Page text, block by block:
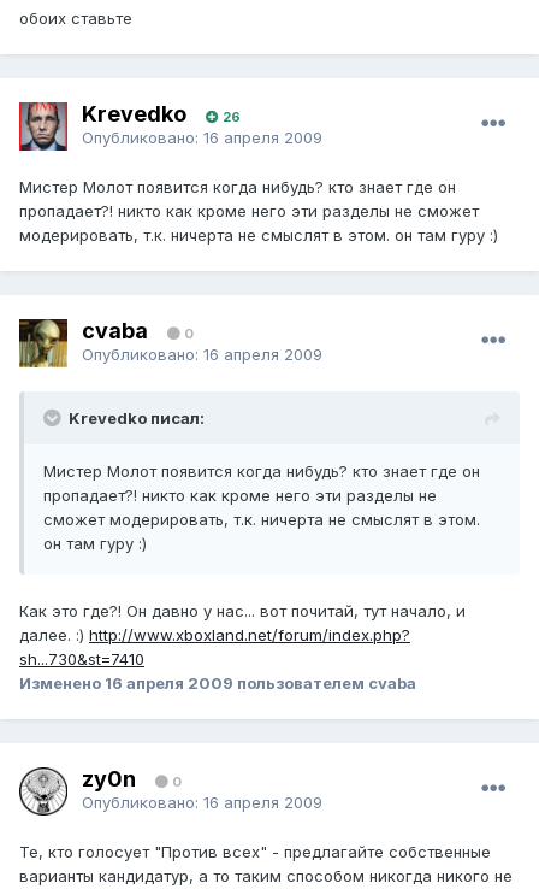
обоих ставьте
Krevedko 26
Опубликовано: 16 апреля 2009
Мистер Молот появится когда нибудь? кто знает где он
пропадает?! никто как кроме него эти разделы не сможет
модерировать, т.к. ничерта не смыслят в этом. он там гуру :)
cvaba 0
Опубликовано: 16 апреля 2009
Krevedko писал:
Мистер Молот появится когда нибудь? кто знает где он
пропадает?! никто как кроме него эти разделы не
сможет модерировать, т.к. ничерта не смыслят в этом.
он там гуру :)
Как это где?! Он давно у нас... вот почитай, тут начало, и
далее. :) http://www.xboxland.net/forum/index.php?
sh...730&st=7410
Изменено 16 апреля 2009 пользователем cvaba
zy0n 0
Опубликовано: 16 апреля 2009
Те, кто голосует "Против всех" - предлагайте собственные
варианты кандидатур, а то таким способом никогда никого не